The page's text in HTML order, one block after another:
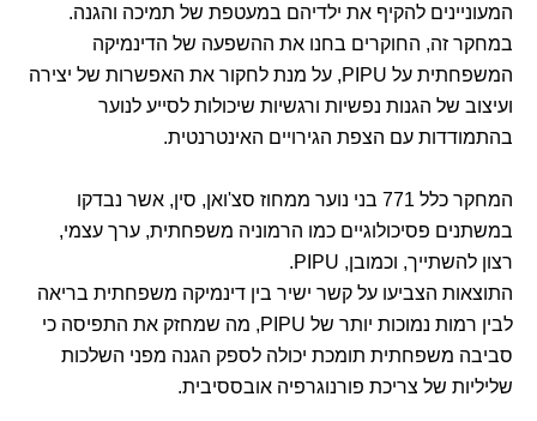
המעוניינים להקיף את ילדיהם במעטפת של תמיכה והגנה.
במחקר זה, החוקרים בחנו את ההשפעה של הדינמיקה
המשפחתית על PIPU, על מנת לחקור את האפשרות של יצירה
ועיצוב של הגנות נפשיות ורגשיות שיכולות לסייע לנוער
בהתמודדות עם הצפת הגירויים האינטרנטית.
המחקר כלל 771 בני נוער ממחוז סצ'ואן, סין, אשר נבדקו
במשתנים פסיכולוגיים כמו הרמוניה משפחתית, ערך עצמי,
רצון להשתייך, וכמובן, PIPU.
התוצאות הצביעו על קשר ישיר בין דינמיקה משפחתית בריאה
לבין רמות נמוכות יותר של PIPU, מה שמחזק את התפיסה כי
סביבה משפחתית תומכת יכולה לספק הגנה מפני השלכות
שליליות של צריכת פורנוגרפיה אובססיבית.